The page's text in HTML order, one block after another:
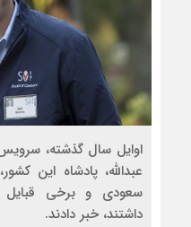
اوایل سال گذشته، سرویس
عبدالله، پادشاه این
سعودی و برخی قبایل
داشتند، خبر دادند.